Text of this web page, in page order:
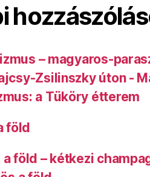
– magyaros-
Zsilinszky úton -
a Tüköry étterem
föld
a föld – kétkezi